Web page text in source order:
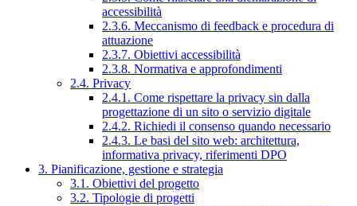
accessibilità
2.3.6. Meccanismo di feedback e procedura di
attuazione
2.3.7. Obiettivi accessibilità
2.3.8. Normativa e approfondimenti
2.4. Privacy
2.4.1. Come rispettare la privacy sin dalla
progettazione di un sito o servizio digitale
2.4.2. Richiedi il consenso quando necessario
2.4.3. Le basi del sito web: architettura,
informativa privacy, riferimenti DPO
3. Pianificazione, gestione e strategia
3.1. Obiettivi del progetto
3.2. Tipologie di progetti